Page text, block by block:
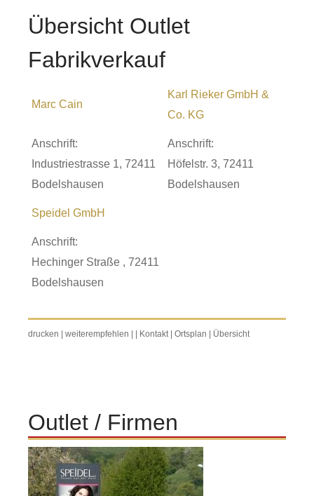
Outlet / Firmen
Übersicht Outlet
Fabrikverkauf
Marc Cain
Karl Rieker GmbH &
Co. KG
Anschrift:
Industriestrasse 1, 72411
Bodelshausen
Anschrift:
Höfelstr. 3, 72411
Bodelshausen
Speidel GmbH
Anschrift:
Hechinger Straße , 72411
Bodelshausen
drucken | weiterempfehlen | | Kontakt | Ortsplan | Übersicht